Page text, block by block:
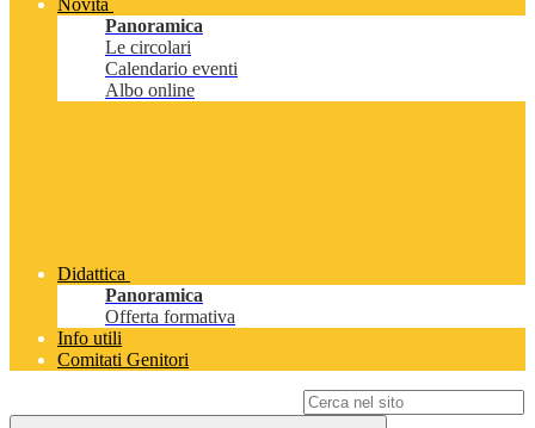
Novità
Panoramica
Le circolari
Calendario eventi
Albo online
Didattica
Panoramica
Offerta formativa
Info utili
Comitati Genitori